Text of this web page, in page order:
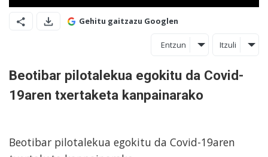
Gehitu gaitzazu Googlen
Entzun Itzuli
Beotibar pilotalekua egokitu da Covid-
19aren txertaketa kanpainarako
Beotibar pilotalekua egokitu da Covid-19aren